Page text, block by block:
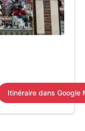
Itinéraire dans Google